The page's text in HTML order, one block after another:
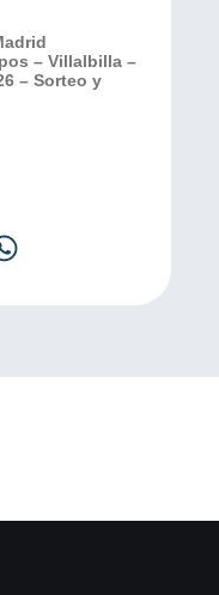
– Villalbilla –
– Sorteo y